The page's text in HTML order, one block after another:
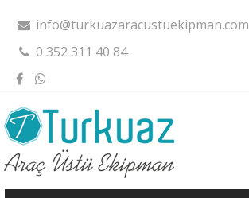
info@turkuazaracustuekipman.com
0 352 311 40 84